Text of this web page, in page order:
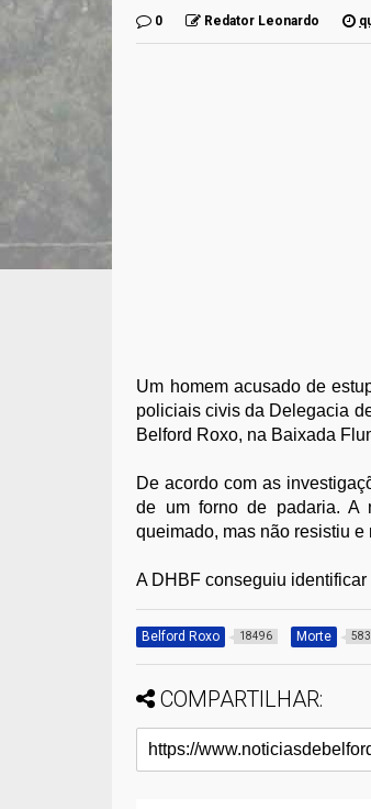
0 Redator Leonardo
Um homem acusado de
policiais civis da Delegacia
Belford Roxo, na Baixada
De acordo com as
de um forno de padaria. A
queimado, mas não resistiu e
A DHBF conseguiu
Belford Roxo 18496 Morte 583
COMPARTILHAR: